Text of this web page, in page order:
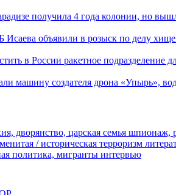
получила 4 года колонии, но
объявили в розыск по делу
в России ракетное подразделение
машину создателя дрона «Упырь»,
дворянство, царская семья шпионаж,
/ историческая терроризм
политика, мигранты интервью